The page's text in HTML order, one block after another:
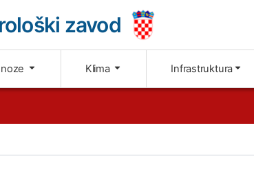
zavod
Klima Infrastruktura